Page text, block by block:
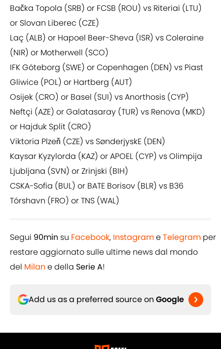
Bačka Topola (SRB) or FCSB (ROU) vs Riteriai (LTU)
or Slovan Liberec (CZE)
Laç (ALB) or Hapoel Beer-Sheva (ISR) vs Coleraine
(NIR) or Motherwell (SCO)
IFK Göteborg (SWE) or Copenhagen (DEN) vs Piast
Gliwice (POL) or Hartberg (AUT)
Osijek (CRO) or Basel (SUI) vs Anorthosis (CYP)
Neftçi (AZE) or Galatasaray (TUR) vs Renova (MKD)
or Hajduk Split (CRO)
Viktoria Plzeň (CZE) vs SønderjyskE (DEN)
Kaysar Kyzylorda (KAZ) or APOEL (CYP) vs Olimpija
Ljubljana (SVN) or Zrinjski (BIH)
CSKA-Sofia (BUL) or BATE Borisov (BLR) vs B36
Tórshavn (FRO) or TNS (WAL)
Segui 90min su Facebook, InstagrameTelegram per
restare aggiornato sulle ultime news dal mondo
del Milan e della Serie A!
Add us as a preferred source on Google